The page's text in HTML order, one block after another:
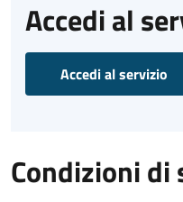
Accedi al
Accedi al servizio
Condizioni di